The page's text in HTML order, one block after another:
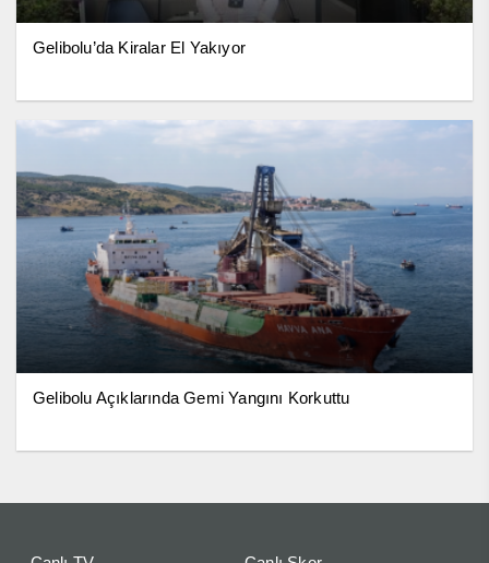
Gelibolu’da Kiralar El Yakıyor
Gelibolu Açıklarında Gemi Yangını Korkuttu